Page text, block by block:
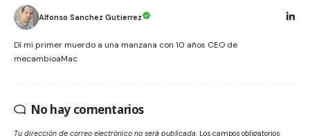
Alfonso Sanchez Gutierrez
Dí mi primer muerdo a una manzana con 10 años CEO de
mecambioaMac
No hay comentarios
Tu dirección de correo electrónico no será publicada. Los campos obligatorios